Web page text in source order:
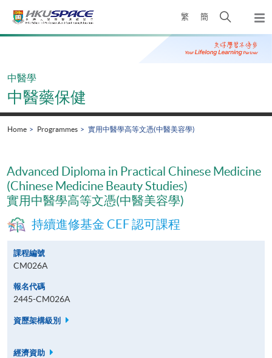
繁 簡
Open
search
panel
Main
中醫學
中醫藥保健
Home Programmes 實用中醫學高等文憑(中醫美容學)
Advanced Diploma in Practical Chinese Medicine
(Chinese Medicine Beauty Studies)
實用中醫學高等文憑(中醫美容學)
持續進修基金 CEF 認可課程
課程編號
CM026A
報名代碼
2445-CM026A
資歷架構級別
經濟資助